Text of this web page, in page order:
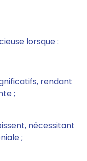
lorsque :
rendant
;
nécessitant
;